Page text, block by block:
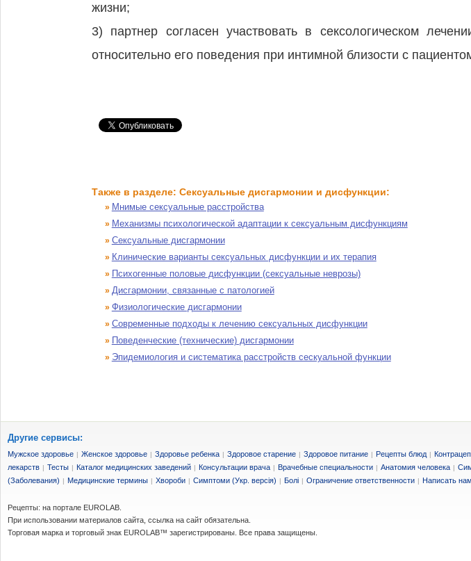
жизни;
3) партнер согласен участвовать в сексологическом
относительно его поведения при интимной близости с
Также в разделе: Сексуальные дисгармонии и дисфункции:
» Мнимые сексуальные расстройства
» Механизмы психологической адаптации к сексуальным дисфункциям
» Сексуальные дисгармонии
» Клинические варианты сексуальных дисфункции и их терапия
» Психогенные половые дисфункции (сексуальные неврозы)
» Дисгармонии, связанные с патологией
» Физиологические дисгармонии
» Современные подходы к лечению сексуальных дисфункции
» Поведенческие (технические) дисгармонии
» Эпидемиология и систематика расстройств сескуальной функции
Другие сервисы:
Мужское здоровье | Женское здоровье | Здоровье ребенка | Здоровое старение | Здоровое питание | Рецепты блюд |
лекарств | Тесты | Каталог медицинских заведений | Консультации врача | Врачебные специальности | Анатомия человека |
(Заболевания) | Медицинские термины | Хвороби | Симптоми (Укр. версія) | Болі | Ограничение ответственности | Написать нам
Рецепты: на портале EUROLAB.
При использовании материалов сайта, ссылка на сайт обязательна.
Торговая марка и торговый знак EUROLAB™ зарегистрированы. Все права защищены.